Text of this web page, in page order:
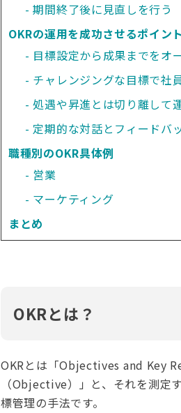
期間終了後に見直しを行う
OKRの運用を成功させるポイント
目標設定から成果までをオ
チャレンジングな目標で社
処遇や昇進とは切り離して
定期的な対話とフィードバ
職種別のOKR具体例
営業
マーケティング
まとめ
OKRとは？
OKRとは「Objectives and Key
（Objective）」と、それを測定
標管理の手法です。